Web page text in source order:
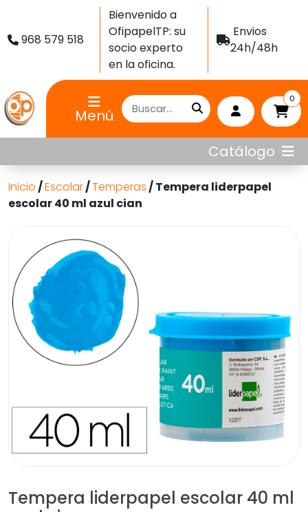
968 579 518
Bienvenido a
OfipapelTP: su
socio experto
en la oficina.
Envios
24h/48h
Menú
0
Catálogo
Inicio/Escolar/Temperas/ Tempera liderpapel
escolar 40 ml azul cian
Tempera liderpapel escolar 40 ml